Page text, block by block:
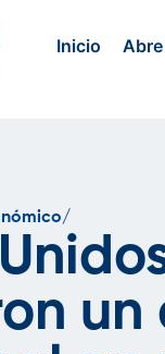
Inicio
un